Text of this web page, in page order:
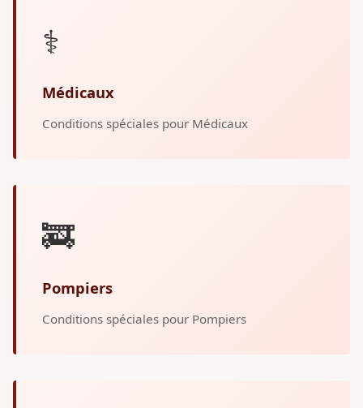
⚕️
Médicaux
Conditions spéciales pour Médicaux
🚒
Pompiers
Conditions spéciales pour Pompiers